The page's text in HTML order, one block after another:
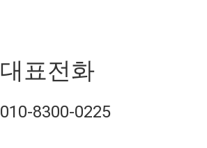
대표전화
010-8300-0225